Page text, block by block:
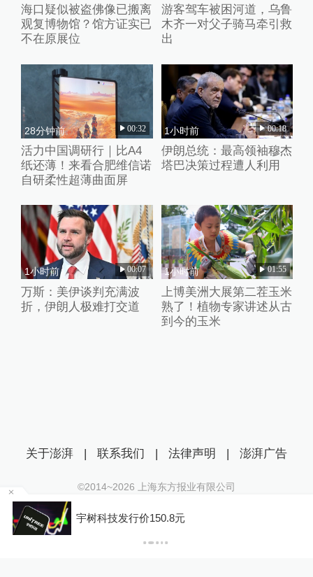
海口疑似被盗佛像已搬离
观复博物馆？馆方证实已
不在原展位
游客驾车被困河道，乌鲁
木齐一对父子骑马牵引救
出
28分钟前 00:32
活力中国调研行｜比A4
纸还薄！来看合肥维信诺
自研柔性超薄曲面屏
1小时前 00:18
伊朗总统：最高领袖穆杰
塔巴决策过程遭人利用
1小时前 00:07
万斯：美伊谈判充满波
折，伊朗人极难打交道
1小时前 01:55
上博美洲大展第二茬玉米
熟了！植物专家讲述从古
到今的玉米
发行价150.8元
关于澎湃 | 联系我们 | 法律声明 | 澎湃广告
©2014~2026 上海东方报业有限公司
沪ICP证：沪B2-20170116 | 沪ICP备14003370号
互联网新闻信息服务许可证：31120170006
沪公网安备 31010602000299号